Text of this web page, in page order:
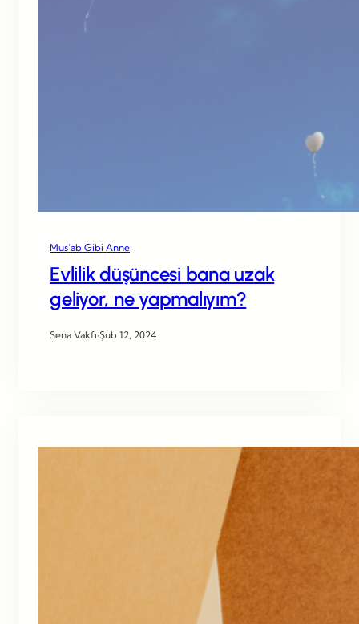
Mus’ab Gibi Anne
Evlilik düşüncesi bana uzak
geliyor, ne yapmalıyım?
Sena Vakfı·Şub 12, 2024